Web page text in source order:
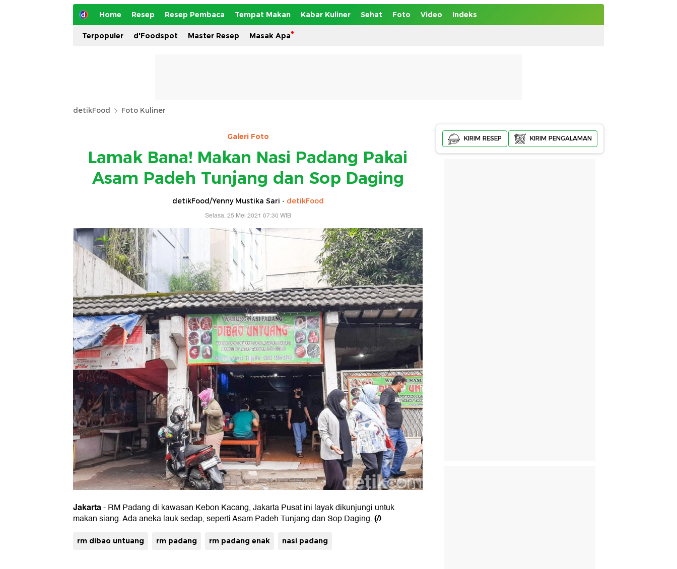
Home Resep Resep Pembaca Tempat Makan Kabar Kuliner Sehat Foto Video Indeks
Terpopuler d'Foodspot Master Resep Masak Apa
detikFood Foto Kuliner
Galeri Foto
Lamak Bana! Makan Nasi Padang Pakai
Asam Padeh Tunjang dan Sop Daging
detikFood/Yenny Mustika Sari - detikFood
Selasa, 25 Mei 2021 07:30 WIB
Jakarta- RM Padang di kawasan Kebon Kacang, Jakarta Pusat ini layak dikunjungi untuk
makan siang. Ada aneka lauk sedap, seperti Asam Padeh Tunjang dan Sop Daging.(/)
rm dibao untuang rm padang rm padang enak nasi padang
KIRIM RESEP KIRIM PENGALAMAN